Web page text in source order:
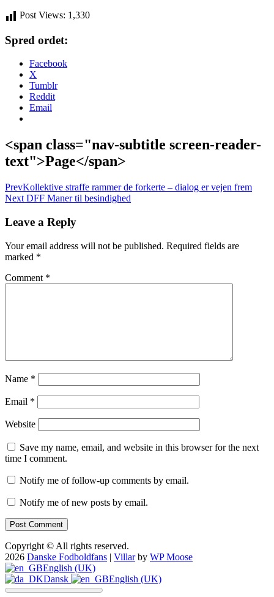
Post Views: 1,330
Spred ordet:
Facebook
X
Tumblr
Reddit
Email
<span class="nav-subtitle screen-reader-
text">Page</span>
PrevKollektive straffe rammer de forkerte – dialog er vejen frem
Next DFF Maner til besindighed
Leave a Reply
Your email address will not be published. Required fields are
marked *
Comment *
Name *
Email *
Website
Save my name, email, and website in this browser for the next
time I comment.
Notify me of follow-up comments by email.
Notify me of new posts by email.
Copyright © All rights reserved.
2026 Danske Fodboldfans | Villarby WP Moose
English (UK)
Dansk
English (UK)